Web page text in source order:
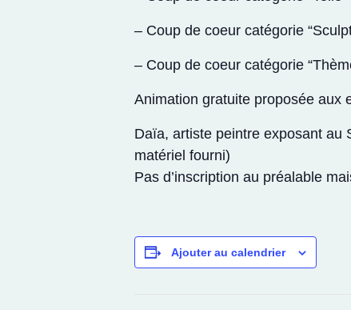
– Coup de coeur catégorie
– Coup de coeur catégorie
Animation gratuite proposée aux
Daïa, artiste peintre exposant au
matériel fourni)
Pas d’inscription au préalable
Ajouter au calendrier